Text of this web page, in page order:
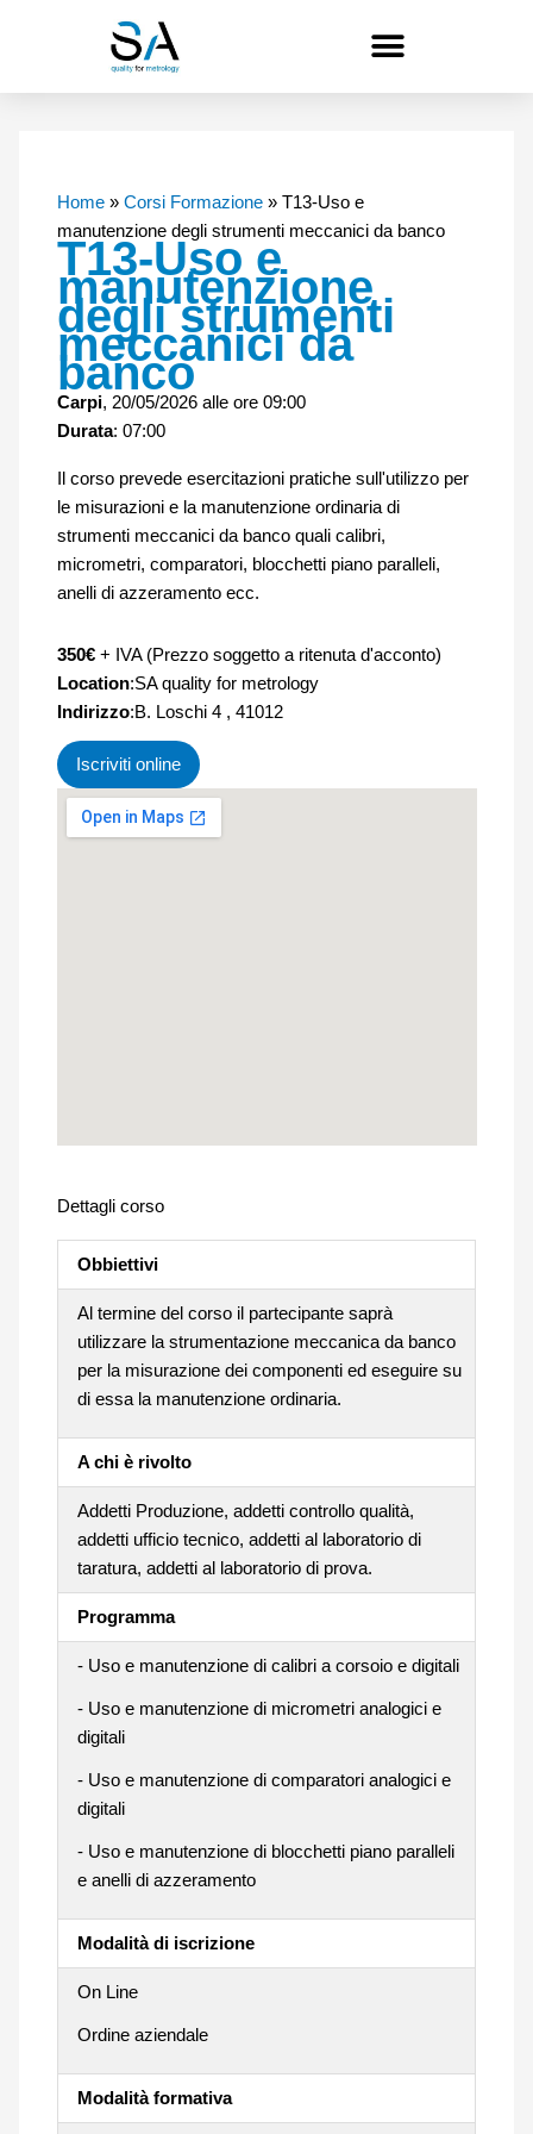
Home» Corsi Formazione» T13-Uso e
manutenzione degli strumenti meccanici da banco
T13-Uso e
manutenzione
degli strumenti
meccanici da
banco
Carpi, 20/05/2026 alle ore 09:00
Durata: 07:00
Il corso prevede esercitazioni pratiche sull'utilizzo per
le misurazioni e la manutenzione ordinaria di
strumenti meccanici da banco quali calibri,
micrometri, comparatori, blocchetti piano paralleli,
anelli di azzeramento ecc.
350€+ IVA (Prezzo soggetto a ritenuta d'acconto)
Location:SA quality for metrology
Indirizzo:B. Loschi 4 , 41012
Iscriviti online
Dettagli corso
Obbiettivi
Al termine del corso il partecipante saprà
utilizzare la strumentazione meccanica da banco
per la misurazione dei componenti ed eseguire su
di essa la manutenzione ordinaria.
A chi è rivolto
Addetti Produzione, addetti controllo qualità,
addetti ufficio tecnico, addetti al laboratorio di
taratura, addetti al laboratorio di prova.
Programma
- Uso e manutenzione di calibri a corsoio e digitali
- Uso e manutenzione di micrometri analogici e
digitali
- Uso e manutenzione di comparatori analogici e
digitali
- Uso e manutenzione di blocchetti piano paralleli
e anelli di azzeramento
Modalità di iscrizione
On Line
Ordine aziendale
Modalità formativa